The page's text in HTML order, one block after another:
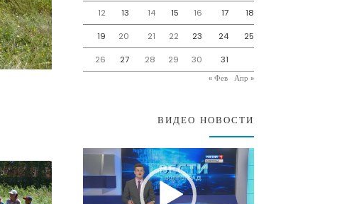
12 13 14 15 16 17 18
19 20 21 22 23 24 25
26 27 28 29 30
31
« Фев Апр »
ВИДЕО НОВОСТИ